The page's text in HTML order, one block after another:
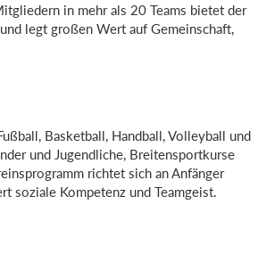
in mehr als 20 Teams bietet der
legt großen Wert auf Gemeinschaft,
Basketball, Handball, Volleyball und
und Jugendliche, Breitensportkurse
richtet sich an Anfänger
soziale Kompetenz und Teamgeist.